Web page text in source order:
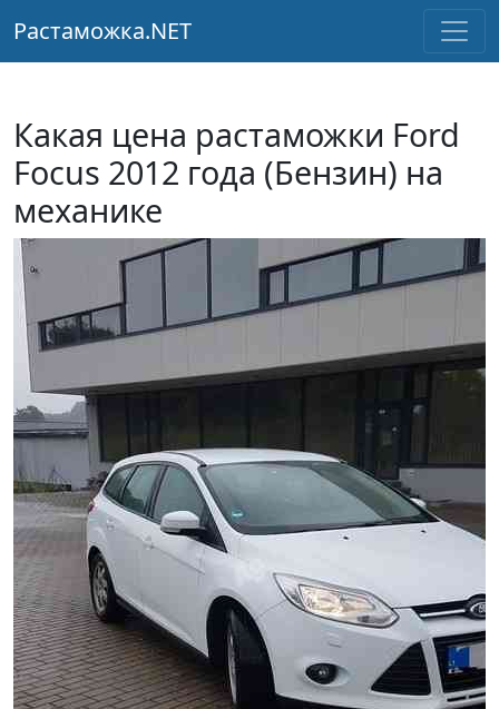
Растаможка.NET
Какая цена растаможки Ford
Focus 2012 года (Бензин) на
механике